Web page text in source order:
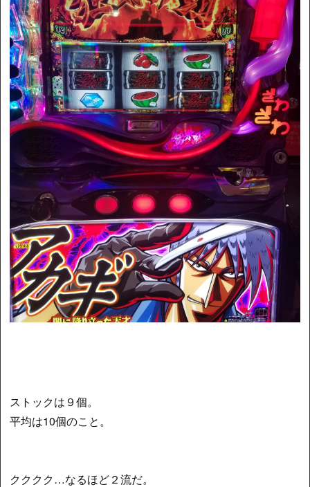
ストックは９個。
平均は10個のこと。
クククク…なるほど２流だ。